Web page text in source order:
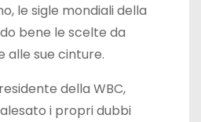
le sigle mondiali della
bene le scelte da
alle sue cinture.
della WBC,
i propri dubbi